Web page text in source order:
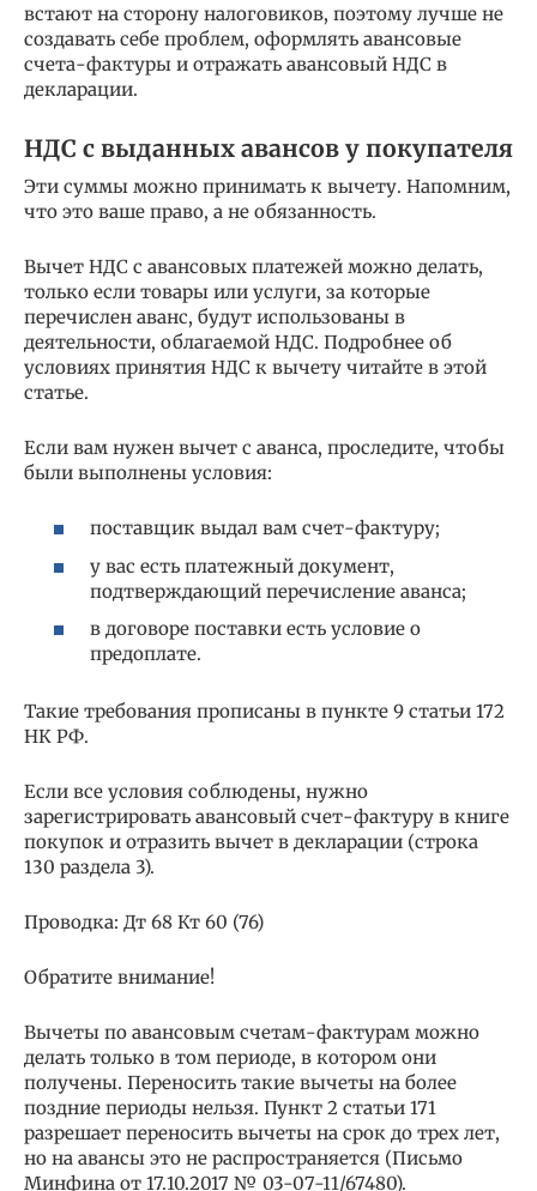
встают на сторону налоговиков, поэтому лучше не
создавать себе проблем, оформлять авансовые
счета-фактуры и отражать авансовый НДС в
декларации.
НДС с выданных авансов у покупателя
Эти суммы можно принимать к вычету. Напомним,
что это ваше право, а не обязанность.
Вычет НДС с авансовых платежей можно делать,
только если товары или услуги, за которые
перечислен аванс, будут использованы в
деятельности, облагаемой НДС. Подробнее об
условиях принятия НДС к вычету читайте в этой
статье.
Если вам нужен вычет с аванса, проследите, чтобы
были выполнены условия:
поставщик выдал вам счет-фактуру;
у вас есть платежный документ,
подтверждающий перечисление аванса;
в договоре поставки есть условие о
предоплате.
Такие требования прописаны в пункте 9 статьи 172
НК РФ.
Если все условия соблюдены, нужно
зарегистрировать авансовый счет-фактуру в книге
покупок и отразить вычет в декларации (строка
130 раздела 3).
Проводка: Дт 68 Кт 60 (76)
Обратите внимание!
Вычеты по авансовым счетам-фактурам можно
делать только в том периоде, в котором они
получены. Переносить такие вычеты на более
поздние периоды нельзя. Пункт 2 статьи 171
разрешает переносить вычеты на срок до трех лет,
но на авансы это не распространяется (Письмо
Минфина от 17.10.2017 № 03-07-11/67480).